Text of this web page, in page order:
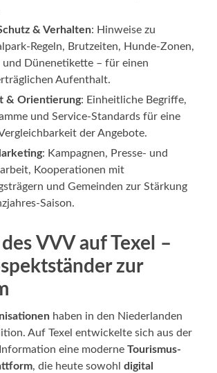
& Verhalten: Hinweise zu
Brutzeiten, Hunde‑Zonen,
und Dünenetikette – für einen
Aufenthalt.
& Orientierung: Einheitliche Begriffe,
und Service‑Standards für eine
der Angebote.
: Kampagnen, Presse‑ und
Kooperationen mit
und Gemeinden zur Stärkung
VVV auf Texel –
zur
haben in den Niederlanden
Auf Texel entwickelte sich aus der
eine moderneTourismus‑
, die heute sowohldigital